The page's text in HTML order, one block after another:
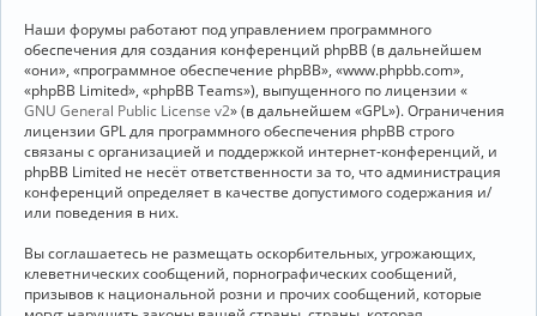
Наши форумы работают под управлением программного
обеспечения для создания конференций phpBB (в дальнейшем
«они», «программное обеспечение phpBB», «www.phpbb.com»,
«phpBB Limited», «phpBB Teams»), выпущенного по лицензии «
GNU General Public License v2» (в дальнейшем «GPL»). Ограничения
лицензии GPL для программного обеспечения phpBB строго
связаны с организацией и поддержкой интернет-конференций, и
phpBB Limited не несёт ответственности за то, что администрация
конференций определяет в качестве допустимого содержания и/
или поведения в них.
Вы соглашаетесь не размещать оскорбительных, угрожающих,
клеветнических сообщений, порнографических сообщений,
призывов к национальной розни и прочих сообщений, которые